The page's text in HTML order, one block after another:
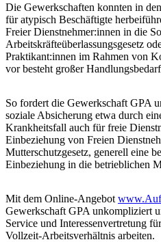
Die Gewerkschaften konnten in
für atypisch Beschäftigte
Freier Dienstnehmer:innen in die
Arbeitskräfteüberlassungsgesetz
Praktikant:innen im Rahmen von
vor besteht großer
So fordert die Gewerkschaft GPA
soziale Absicherung etwa durch
Krankheitsfall auch für freie
Einbeziehung von Freien
Mutterschutzgesetz, generell eine
Einbeziehung in die betrieblichen
Mit dem Online-Angebot
Gewerkschaft GPA unkompliziert
Service und Interessenvertretung
Vollzeit-Arbeitsverhältnis arbeiten.